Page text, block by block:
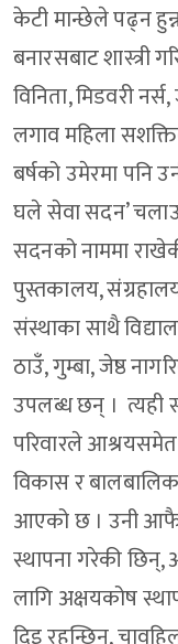
केटी मान्छेले पढ्न
बनारसबाट शास्त्री
विनिता, मिडवरी
लगाव महिला
बर्षको उमेरमा पनि
घले सेवा सदन’
सदनको नाममा
पुस्तकालय,
संस्थाका साथै
ठाउँ, गुम्बा, जेष्ठ
उपलब्ध छन् । त्यही
परिवारले आश्रयसमेत
विकास र
आएको छ । उनी
स्थापना गरेकी
लागि अक्षयकोष